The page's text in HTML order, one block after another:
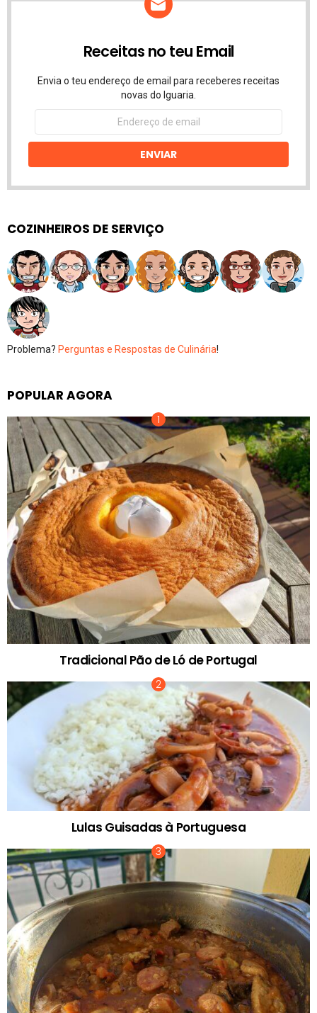
Receitas no teu Email
Envia o teu endereço de email para receberes receitas
novas do Iguaria.
Endereço
email
ENVIAR
COZINHEIROS DE SERVIÇO
Problema? Perguntas e Respostas de Culinária!
POPULAR AGORA
Tradicional Pão de Ló de Portugal
Lulas Guisadas à Portuguesa